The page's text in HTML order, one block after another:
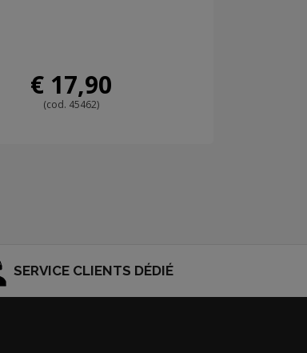
€ 17,90
(cod. 45462)
SERVICE CLIENTS DÉDIÉ